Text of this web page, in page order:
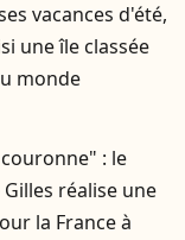
vacances d'été,
une île classée
monde
: le
réalise une
la France à